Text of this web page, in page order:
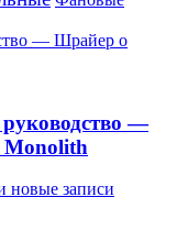
— Шрайер о
руководство —
новые записи